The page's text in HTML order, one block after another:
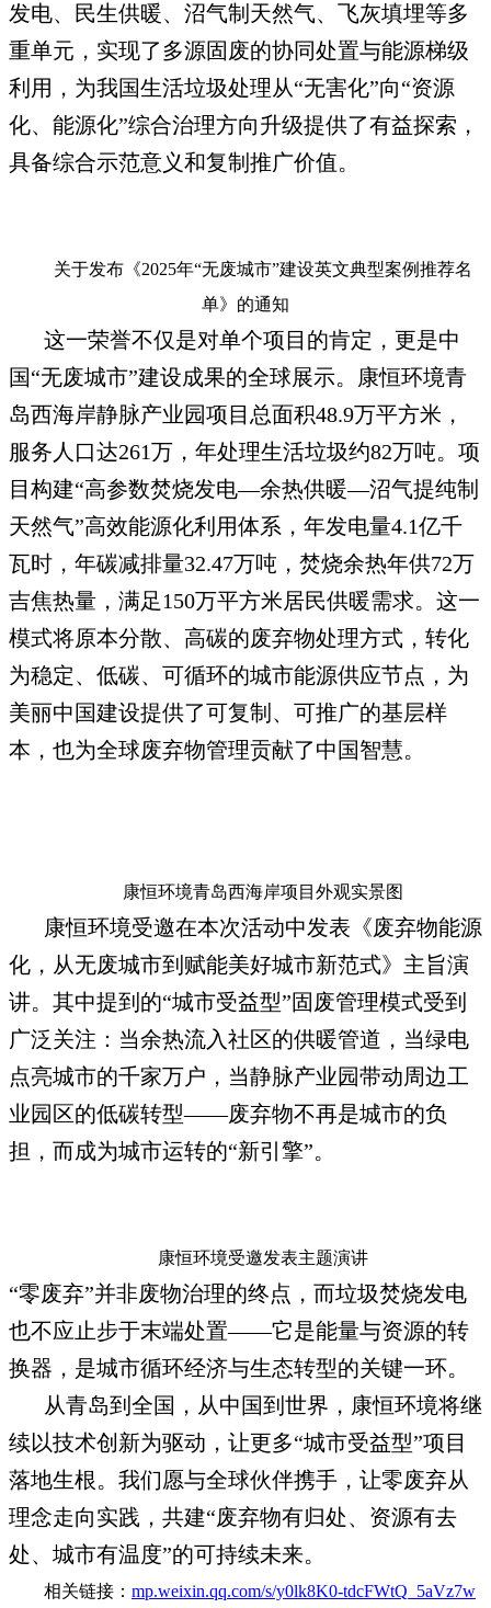
发电、民生供暖、沼气制天然气、飞灰填埋等多
重单元，实现了多源固废的协同处置与能源梯级
利用，为我国生活垃圾处理从“无害化”向“资源
化、能源化”综合治理方向升级提供了有益探索，
具备综合示范意义和复制推广价值。
关于发布《2025年“无废城市”建设英文典型案例推荐名
单》的通知
这一荣誉不仅是对单个项目的肯定，更是中
国“无废城市”建设成果的全球展示。康恒环境青
岛西海岸静脉产业园项目总面积48.9万平方米，
服务人口达261万，年处理生活垃圾约82万吨。项
目构建“高参数焚烧发电—余热供暖—沼气提纯制
天然气”高效能源化利用体系，年发电量4.1亿千
瓦时，年碳减排量32.47万吨，焚烧余热年供72万
吉焦热量，满足150万平方米居民供暖需求。这一
模式将原本分散、高碳的废弃物处理方式，转化
为稳定、低碳、可循环的城市能源供应节点，为
美丽中国建设提供了可复制、可推广的基层样
本，也为全球废弃物管理贡献了中国智慧。
康恒环境青岛西海岸项目外观实景图
康恒环境受邀在本次活动中发表《废弃物能源
化，从无废城市到赋能美好城市新范式》主旨演
讲。其中提到的“城市受益型”固废管理模式受到
广泛关注：当余热流入社区的供暖管道，当绿电
点亮城市的千家万户，当静脉产业园带动周边工
业园区的低碳转型——废弃物不再是城市的负
担，而成为城市运转的“新引擎”。
康恒环境受邀发表主题演讲
“零废弃”并非废物治理的终点，而垃圾焚烧发电
也不应止步于末端处置——它是能量与资源的转
换器，是城市循环经济与生态转型的关键一环。
从青岛到全国，从中国到世界，康恒环境将继
续以技术创新为驱动，让更多“城市受益型”项目
落地生根。我们愿与全球伙伴携手，让零废弃从
理念走向实践，共建“废弃物有归处、资源有去
处、城市有温度”的可持续未来。
相关链接： mp.weixin.qq.com/s/y0lk8K0-tdcFWtQ_5aVz7w